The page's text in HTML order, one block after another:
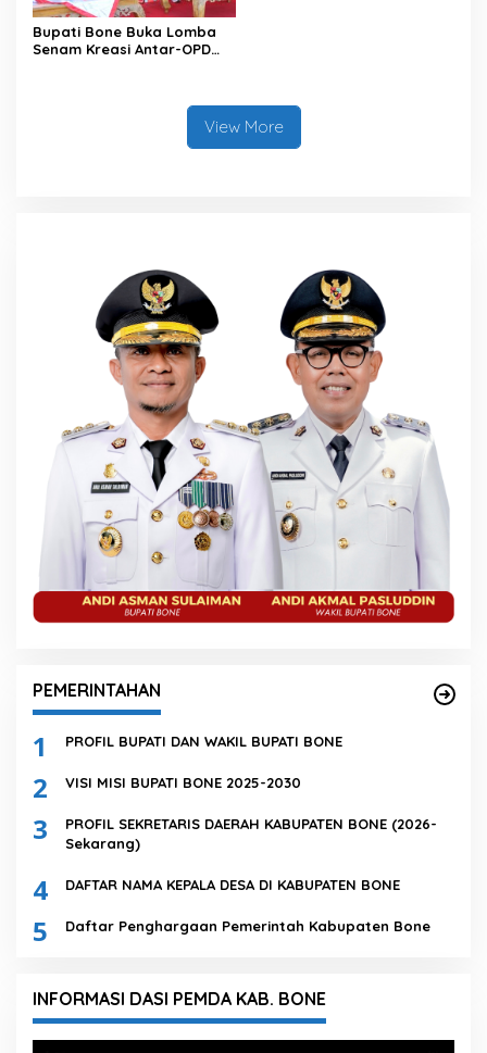
Bupati Bone Buka Lomba
Senam Kreasi Antar-OPD
View More
PEMERINTAHAN
1 PROFIL BUPATI DAN WAKIL BUPATI BONE
2 VISI MISI BUPATI BONE 2025-2030
3
PROFIL SEKRETARIS DAERAH KABUPATEN BONE (2026-
Sekarang)
4 DAFTAR NAMA KEPALA DESA DI KABUPATEN BONE
5 Daftar Penghargaan Pemerintah Kabupaten Bone
INFORMASI DASI PEMDA KAB. BONE